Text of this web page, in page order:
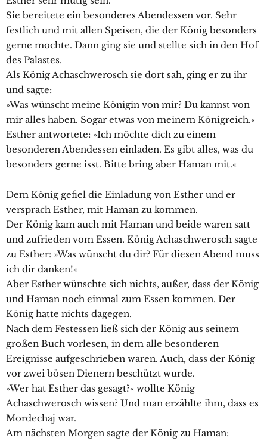
Sie bereitete ein besonderes Abendessen vor. Sehr
festlich und mit allen Speisen, die der König besonders
gerne mochte. Dann ging sie und stellte sich in den Hof
des Palastes.
Als König Achaschwerosch sie dort sah, ging er zu ihr
und sagte:
»Was wünscht meine Königin von mir? Du kannst von
mir alles haben. Sogar etwas von meinem Königreich.«
Esther antwortete: »Ich möchte dich zu einem
besonderen Abendessen einladen. Es gibt alles, was du
besonders gerne isst. Bitte bring aber Haman mit.«
Dem König gefiel die Einladung von Esther und er
versprach Esther, mit Haman zu kommen.
Der König kam auch mit Haman und beide waren satt
und zufrieden vom Essen. König Achaschwerosch sagte
zu Esther: »Was wünscht du dir? Für diesen Abend muss
ich dir danken!«
Aber Esther wünschte sich nichts, außer, dass der König
und Haman noch einmal zum Essen kommen. Der
König hatte nichts dagegen.
Nach dem Festessen ließ sich der König aus seinem
großen Buch vorlesen, in dem alle besonderen
Ereignisse aufgeschrieben waren. Auch, dass der König
vor zwei bösen Dienern beschützt wurde.
»Wer hat Esther das gesagt?« wollte König
Achaschwerosch wissen? Und man erzählte ihm, dass es
Mordechaj war.
Am nächsten Morgen sagte der König zu Haman: